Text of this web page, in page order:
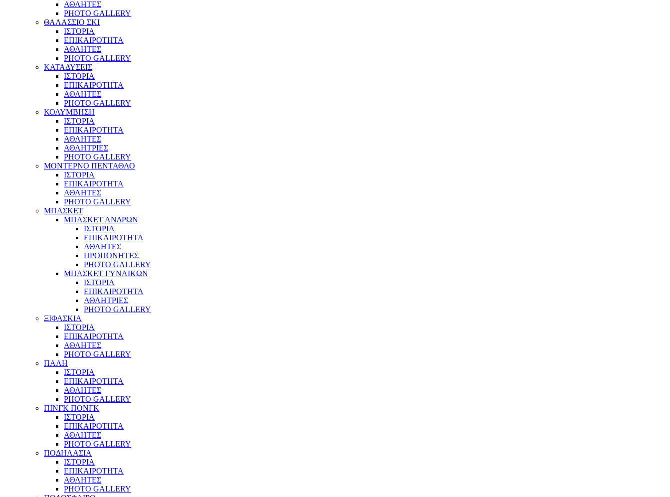
ΑΘΛΗΤΕΣ
PHOTO GALLERY
ΘΑΛΑΣΣΙΟ ΣΚΙ
ΙΣΤΟΡΙΑ
ΕΠΙΚΑΙΡΟΤΗΤΑ
ΑΘΛΗΤΕΣ
PHOTO GALLERY
ΚΑΤΑΔΥΣΕΙΣ
ΙΣΤΟΡΙΑ
ΕΠΙΚΑΙΡΟΤΗΤΑ
ΑΘΛΗΤΕΣ
PHOTO GALLERY
ΚΟΛΥΜΒΗΣΗ
ΙΣΤΟΡΙΑ
ΕΠΙΚΑΙΡΟΤΗΤΑ
ΑΘΛΗΤΕΣ
ΑΘΛΗΤΡΙΕΣ
PHOTO GALLERY
ΜΟΝΤΕΡΝΟ ΠΕΝΤΑΘΛΟ
ΙΣΤΟΡΙΑ
ΕΠΙΚΑΙΡΟΤΗΤΑ
ΑΘΛΗΤΕΣ
PHOTO GALLERY
ΜΠΑΣΚΕΤ
ΜΠΑΣΚΕΤ ΑΝΔΡΩΝ
ΙΣΤΟΡΙΑ
ΕΠΙΚΑΙΡΟΤΗΤΑ
ΑΘΛΗΤΕΣ
ΠΡΟΠΟΝΗΤΕΣ
PHOTO GALLERY
ΜΠΑΣΚΕΤ ΓΥΝΑΙΚΩΝ
ΙΣΤΟΡΙΑ
ΕΠΙΚΑΙΡΟΤΗΤΑ
ΑΘΛΗΤΡΙΕΣ
PHOTO GALLERY
ΞΙΦΑΣΚΙΑ
ΙΣΤΟΡΙΑ
ΕΠΙΚΑΙΡΟΤΗΤΑ
ΑΘΛΗΤΕΣ
PHOTO GALLERY
ΠΑΛΗ
ΙΣΤΟΡΙΑ
ΕΠΙΚΑΙΡΟΤΗΤΑ
ΑΘΛΗΤΕΣ
PHOTO GALLERY
ΠΙΝΓΚ ΠΟΝΓΚ
ΙΣΤΟΡΙΑ
ΕΠΙΚΑΙΡΟΤΗΤΑ
ΑΘΛΗΤΕΣ
PHOTO GALLERY
ΠΟΔΗΛΑΣΙΑ
ΙΣΤΟΡΙΑ
ΕΠΙΚΑΙΡΟΤΗΤΑ
ΑΘΛΗΤΕΣ
PHOTO GALLERY